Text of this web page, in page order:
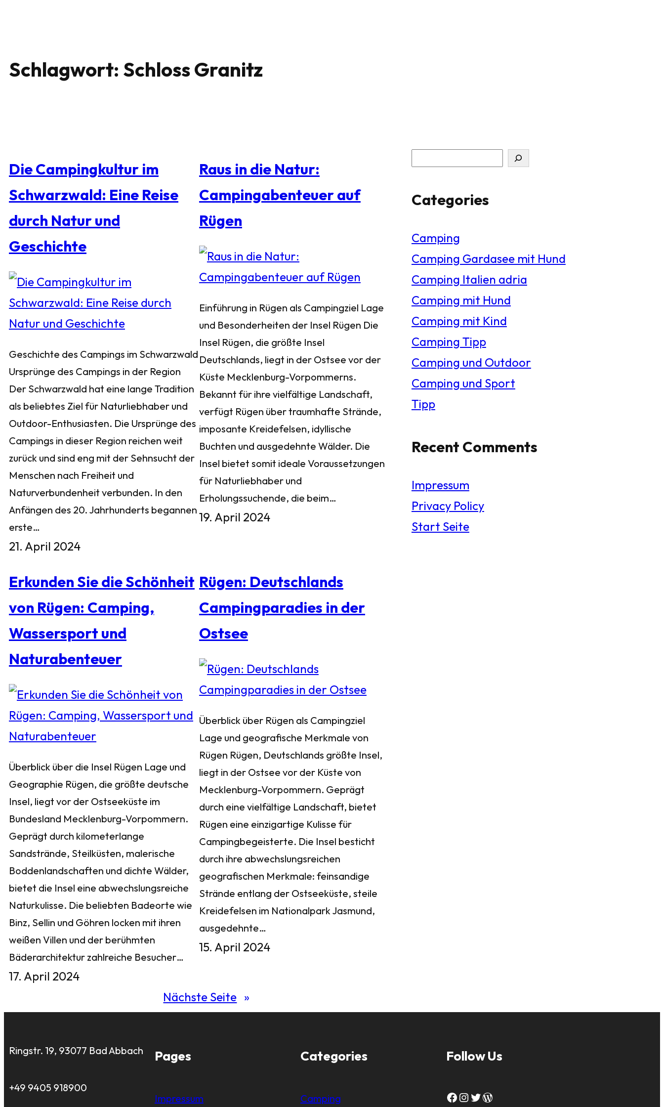
Schlagwort: Schloss Granitz
Die Campingkultur im
Schwarzwald: Eine Reise
durch Natur und
Geschichte
Geschichte des Campings im Schwarzwald
Ursprünge des Campings in der Region
Der Schwarzwald hat eine lange Tradition
als beliebtes Ziel für Naturliebhaber und
Outdoor-Enthusiasten. Die Ursprünge des
Campings in dieser Region reichen weit
zurück und sind eng mit der Sehnsucht der
Menschen nach Freiheit und
Naturverbundenheit verbunden. In den
Anfängen des 20. Jahrhunderts begannen
erste…
21. April 2024
Raus in die Natur:
Campingabenteuer auf
Rügen
Einführung in Rügen als Campingziel Lage
und Besonderheiten der Insel Rügen Die
Insel Rügen, die größte Insel
Deutschlands, liegt in der Ostsee vor der
Küste Mecklenburg-Vorpommerns.
Bekannt für ihre vielfältige Landschaft,
verfügt Rügen über traumhafte Strände,
imposante Kreidefelsen, idyllische
Buchten und ausgedehnte Wälder. Die
Insel bietet somit ideale Voraussetzungen
für Naturliebhaber und
Erholungssuchende, die beim…
19. April 2024
Erkunden Sie die Schönheit
von Rügen: Camping,
Wassersport und
Naturabenteuer
Überblick über die Insel Rügen Lage und
Geographie Rügen, die größte deutsche
Insel, liegt vor der Ostseeküste im
Bundesland Mecklenburg-Vorpommern.
Geprägt durch kilometerlange
Sandstrände, Steilküsten, malerische
Boddenlandschaften und dichte Wälder,
bietet die Insel eine abwechslungsreiche
Naturkulisse. Die beliebten Badeorte wie
Binz, Sellin und Göhren locken mit ihren
weißen Villen und der berühmten
Bäderarchitektur zahlreiche Besucher…
17. April 2024
Rügen: Deutschlands
Campingparadies in der
Ostsee
Überblick über Rügen als Campingziel
Lage und geografische Merkmale von
Rügen Rügen, Deutschlands größte Insel,
liegt in der Ostsee vor der Küste von
Mecklenburg-Vorpommern. Geprägt
durch eine vielfältige Landschaft, bietet
Rügen eine einzigartige Kulisse für
Campingbegeisterte. Die Insel besticht
durch ihre abwechslungsreichen
geografischen Merkmale: feinsandige
Strände entlang der Ostseeküste, steile
Kreidefelsen im Nationalpark Jasmund,
ausgedehnte…
15. April 2024
Nächste Seite »
c
e
n
Categories
Camping
Camping Gardasee mit Hund
Camping Italien adria
Camping mit Hund
Camping mit Kind
Camping Tipp
Camping und Outdoor
Camping und Sport
Tipp
Recent Comments
Impressum
Privacy Policy
Start Seite
Ringstr. 19, 93077 Bad Abbach
+49 9405 918900
Pages
Impressum
Categories
Camping
Follow Us
Facebook Instagram Twitter WordPress